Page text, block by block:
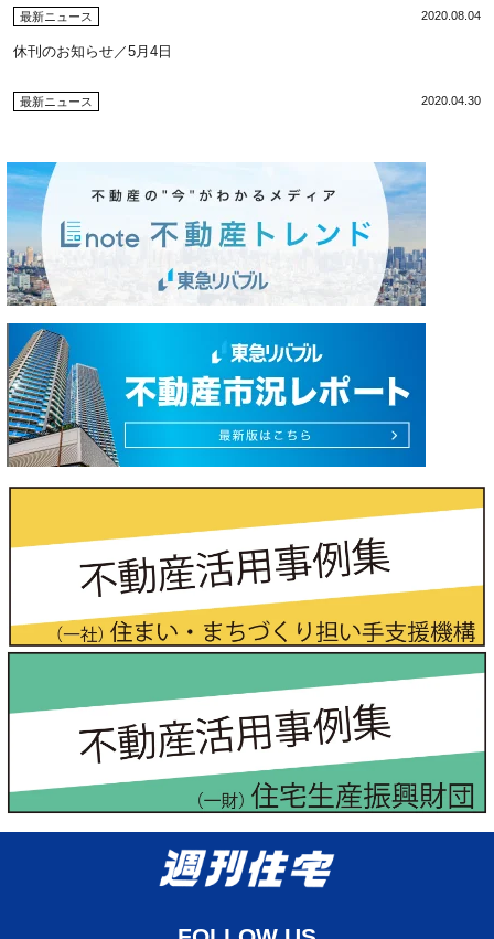
最新ニュース 2020.08.04
休刊のお知らせ／5月4日
最新ニュース 2020.04.30